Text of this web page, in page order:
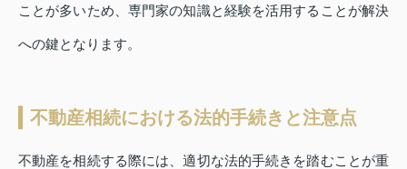
ことが多いため、専門家の知識と経験を活用することが解決
への鍵となります。
不動産相続における法的手続きと注意点
不動産を相続する際には、適切な法的手続きを踏むことが重